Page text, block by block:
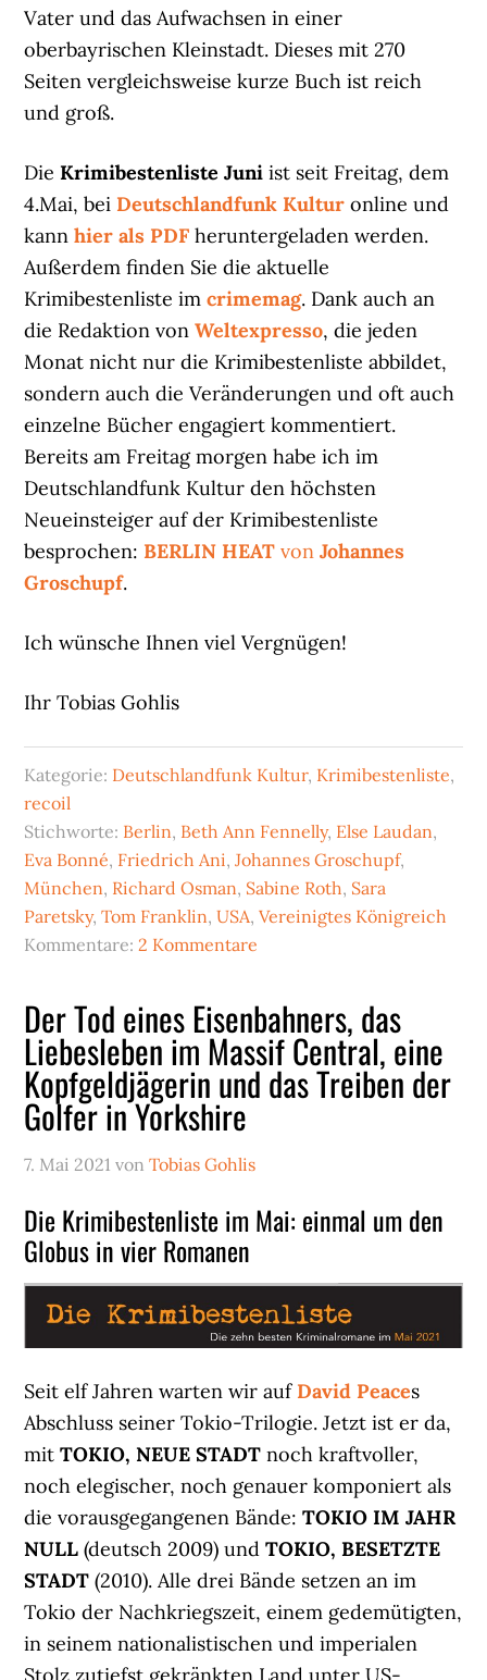
Vater und das Aufwachsen in einer
oberbayrischen Kleinstadt. Dieses mit 270
Seiten vergleichsweise kurze Buch ist reich
und groß.
DieKrimibestenliste Juni ist seit Freitag, dem
4.Mai, bei Deutschlandfunk Kultur online und
kannhier als PDF heruntergeladen werden.
Außerdem finden Sie die aktuelle
Krimibestenliste imcrimemag. Dank auch an
die Redaktion vonWeltexpresso, die jeden
Monat nicht nur die Krimibestenliste abbildet,
sondern auch die Veränderungen und oft auch
einzelne Bücher engagiert kommentiert.
Bereits am Freitag morgen habe ich im
Deutschlandfunk Kultur den höchsten
Neueinsteiger auf der Krimibestenliste
besprochen: BERLIN HEAT vonJohannes
Groschupf.
Ich wünsche Ihnen viel Vergnügen!
Ihr Tobias Gohlis
Kategorie: Deutschlandfunk Kultur, Krimibestenliste,
recoil
Stichworte: Berlin, Beth Ann Fennelly, Else Laudan,
Eva Bonné, Friedrich Ani,Johannes Groschupf,
München, Richard Osman, Sabine Roth, Sara
Paretsky,Tom Franklin,USA,Vereinigtes Königreich
Kommentare: 2 Kommentare
Der Tod eines Eisenbahners, das
Liebesleben im Massif Central, eine
Kopfgeldjägerin und das Treiben der
Golfer in Yorkshire
7. Mai 2021 vonTobias Gohlis
Die Krimibestenliste im Mai: einmal um den
Globus in vier Romanen
Seit elf Jahren warten wir auf David Peaces
Abschluss seiner Tokio-Trilogie. Jetzt ist er da,
mitTOKIO, NEUE STADT noch kraftvoller,
noch elegischer, noch genauer komponiert als
die vorausgegangenen Bände:TOKIO IM JAHR
NULL (deutsch 2009) undTOKIO, BESETZTE
STADT (2010). Alle drei Bände setzen an im
Tokio der Nachkriegszeit, einem gedemütigten,
in seinem nationalistischen und imperialen